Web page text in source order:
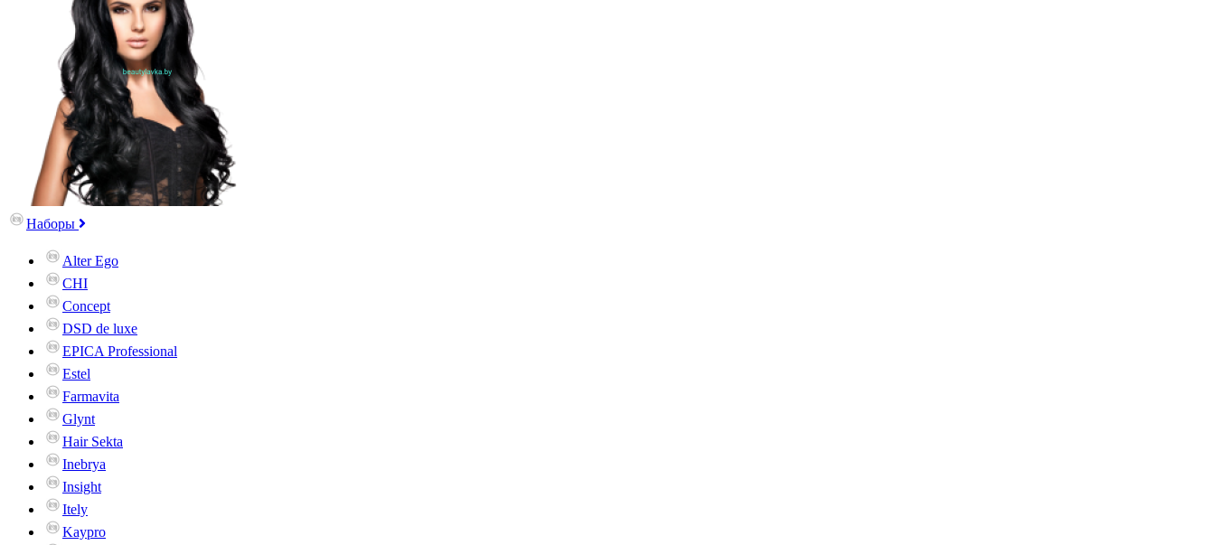
Наборы
Alter Ego
CHI
Concept
DSD de luxe
EPICA Professional
Estel
Farmavita
Glynt
Hair Sekta
Inebrya
Insight
Itely
Kaypro